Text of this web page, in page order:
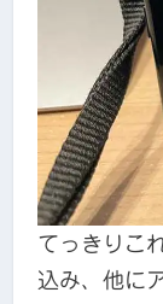
てっきりこ
込み、他に